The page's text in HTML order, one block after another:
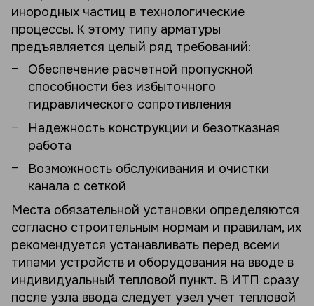
инородных частиц в технологические
процессы. К этому типу арматуры
предъявляется целый ряд требований:
Обеспечение расчетной пропускной
способности без избыточного
гидравлического сопротивления
Надежность конструкции и безотказная
работа
Возможность обслуживания и очистки
канала с сеткой
Места обязательной установки определяются
согласно строительным нормам и правилам, их
рекомендуется устанавливать перед всеми
типами устройств и оборудования на вводе в
индивидуальный тепловой пункт. В ИТП сразу
после узла ввода следует узел учет тепловой